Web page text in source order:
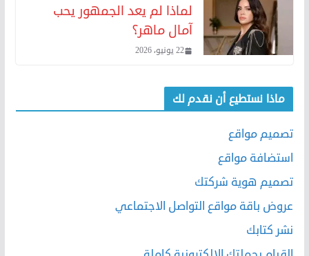
لماذا لم يعد الجمهور يحب
آمال ماهر؟
22 يونيو، 2026
ماذا نستطيع أن نقدم لك
تصميم مواقع
استضافة مواقع
تصميم هوية شركتك
عروض باقة مواقع التواصل الاجتماعي
نشر كتابك